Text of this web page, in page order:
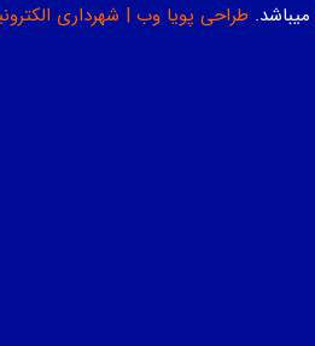
میباشد. طراحی پویا وب | شهرداری